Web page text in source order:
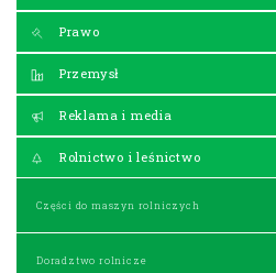
Prawo
Przemysł
Reklama i media
Rolnictwo i leśnictwo
Części do maszyn rolniczych
Doradztwo rolnicze